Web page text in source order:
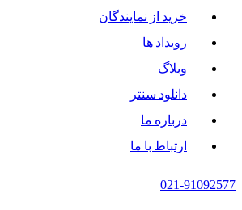
خرید از نمایندگان
رویداد ها
وبلاگ
دانلود سنتر
درباره ما
ارتباط با ما
021-91092577